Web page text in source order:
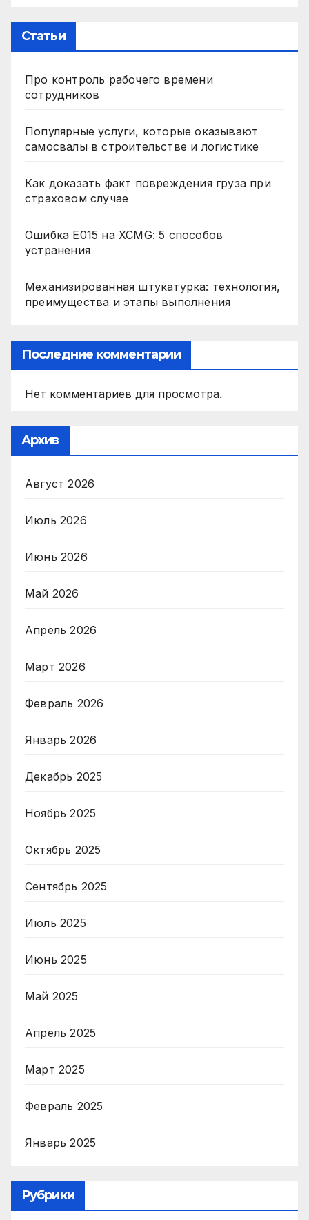
Статьи
Про контроль рабочего времени
сотрудников
Популярные услуги, которые оказывают
самосвалы в строительстве и логистике
Как доказать факт повреждения груза при
страховом случае
Ошибка E015 на XCMG: 5 способов
устранения
Механизированная штукатурка: технология,
преимущества и этапы выполнения
Последние комментарии
Нет комментариев для просмотра.
Архив
Август 2026
Июль 2026
Июнь 2026
Май 2026
Апрель 2026
Март 2026
Февраль 2026
Январь 2026
Декабрь 2025
Ноябрь 2025
Октябрь 2025
Сентябрь 2025
Июль 2025
Июнь 2025
Май 2025
Апрель 2025
Март 2025
Февраль 2025
Январь 2025
Рубрики